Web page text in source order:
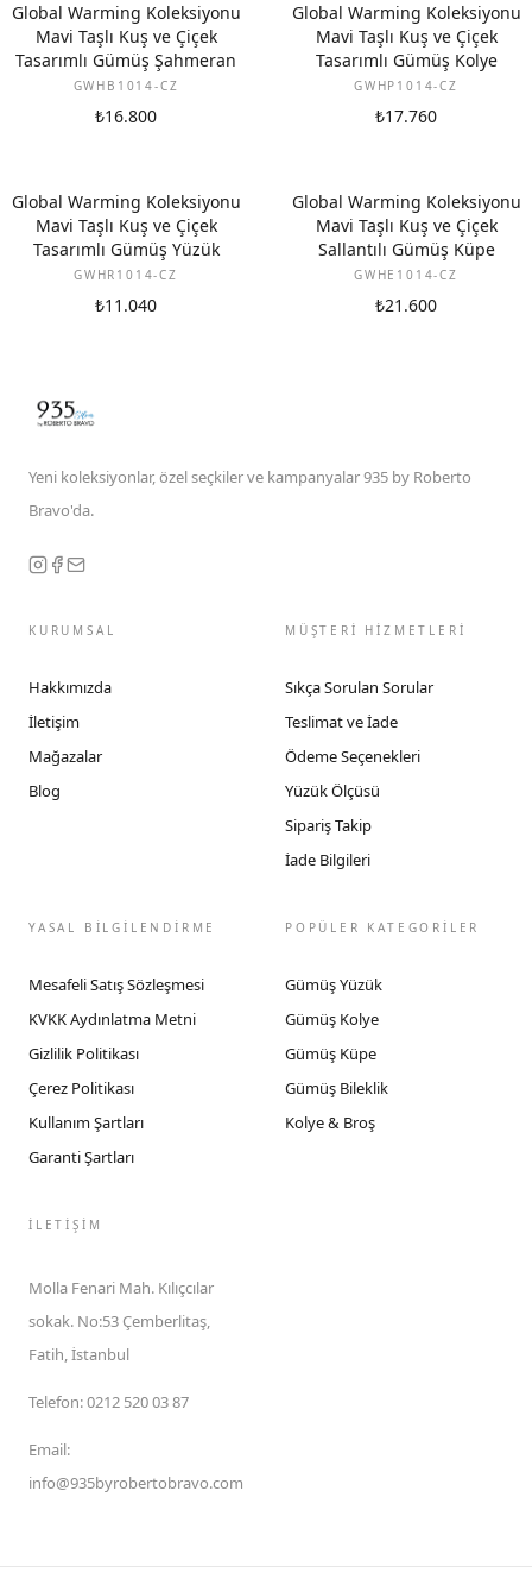
Global Warming Koleksiyonu
Mavi Taşlı Kuş ve Çiçek
Tasarımlı Gümüş Şahmeran
GWHB1014-CZ
₺16.800
Global Warming Koleksiyonu
Mavi Taşlı Kuş ve Çiçek
Tasarımlı Gümüş Kolye
GWHP1014-CZ
₺17.760
Global Warming Koleksiyonu
Mavi Taşlı Kuş ve Çiçek
Tasarımlı Gümüş Yüzük
GWHR1014-CZ
₺11.040
Global Warming Koleksiyonu
Mavi Taşlı Kuş ve Çiçek
Sallantılı Gümüş Küpe
GWHE1014-CZ
₺21.600
Yeni koleksiyonlar, özel seçkiler ve kampanyalar 935 by Roberto
Bravo'da.
KURUMSAL
Hakkımızda
İletişim
Mağazalar
Blog
MÜŞTERİ HİZMETLERİ
Sıkça Sorulan Sorular
Teslimat ve İade
Ödeme Seçenekleri
Yüzük Ölçüsü
Sipariş Takip
İade Bilgileri
YASAL BİLGİLENDİRME
Mesafeli Satış Sözleşmesi
KVKK Aydınlatma Metni
Gizlilik Politikası
Çerez Politikası
Kullanım Şartları
Garanti Şartları
POPÜLER KATEGORİLER
Gümüş Yüzük
Gümüş Kolye
Gümüş Küpe
Gümüş Bileklik
Kolye & Broş
İLETIŞIM
Molla Fenari Mah. Kılıçcılar
sokak. No:53 Çemberlitaş,
Fatih, İstanbul
Telefon:0212 520 03 87
Email:
info@935byrobertobravo.com